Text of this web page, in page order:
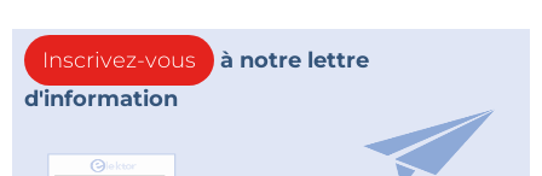
Inscrivez-vous
à notre lettre
d'information